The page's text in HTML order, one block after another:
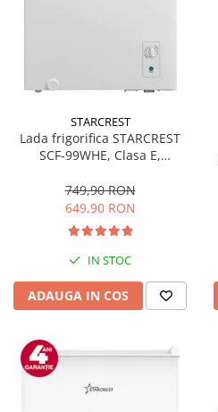
STARCREST
Lada frigorifica STARCREST
SCF-99WHE, Clasa E,
convertibil - functie frigider,
Termostat reglabil, Alb
749,90 RON
649,90 RON
IN STOC
ADAUGA IN COS